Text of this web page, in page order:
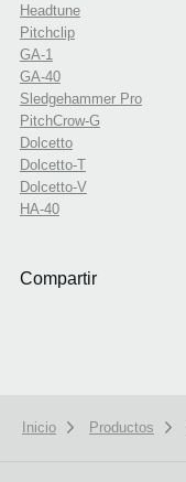
Headtune
Pitchclip
GA-1
GA-40
Sledgehammer Pro
PitchCrow-G
Dolcetto
Dolcetto-T
Dolcetto-V
HA-40
Compartir
Inicio Productos